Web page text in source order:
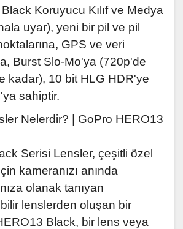
Koruyucu Kılıf ve Medya
uyar), yeni bir pil ve pil
GPS ve veri
Burst Slo-Mo'ya (720p'de
kadar), 10 bit HLG HDR'ye
sahiptir.
Nelerdir? | GoPro HERO13
Serisi Lensler, çeşitli özel
kameranızı anında
olanak tanıyan
lenslerden oluşan bir
Black, bir lens veya